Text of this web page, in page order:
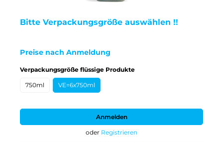
Bitte Verpackungsgröße auswählen !!
Preise nach Anmeldung
Verpackungsgröße flüssige Produkteauswählen
750ml VE=6x750ml
Anmelden
oder Registrieren